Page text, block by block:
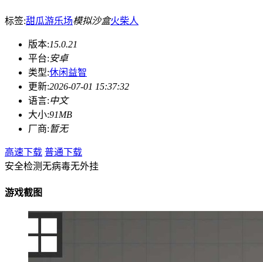
标签:甜瓜游乐场模拟沙盒火柴人
版本:15.0.21
平台:安卓
类型:休闲益智
更新:2026-07-01 15:37:32
语言:中文
大小:91MB
厂商:暂无
高速下载 普通下载
安全检测无病毒无外挂
游戏截图